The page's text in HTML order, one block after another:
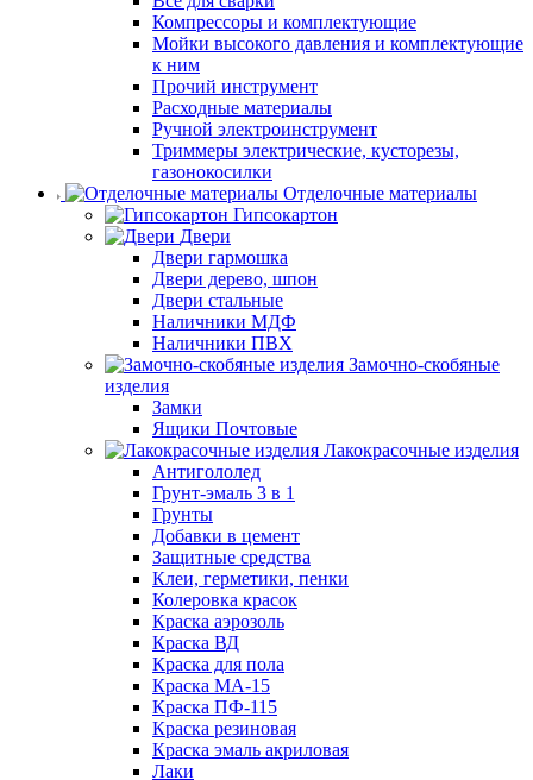
Компрессоры и комплектующие
Мойки высокого давления и комплектующие
к ним
Прочий инструмент
Расходные материалы
Ручной электроинструмент
Триммеры электрические, кусторезы,
газонокосилки
Отделочные материалы
Гипсокартон
Двери
Двери гармошка
Двери дерево, шпон
Двери стальные
Наличники МДФ
Наличники ПВХ
Замочно-скобяные
изделия
Замки
Ящики Почтовые
Лакокрасочные изделия
Антигололед
Грунт-эмаль 3 в 1
Грунты
Добавки в цемент
Защитные средства
Клеи, герметики, пенки
Колеровка красок
Краска аэрозоль
Краска ВД
Краска для пола
Краска МА-15
Краска ПФ-115
Краска резиновая
Краска эмаль акриловая
Лаки